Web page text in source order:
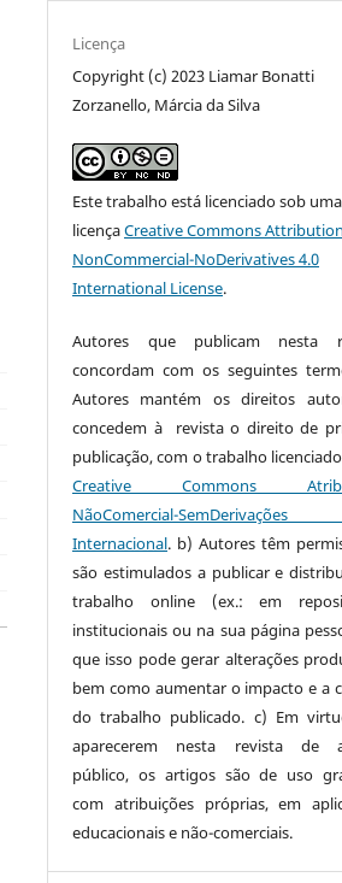
Licença
Copyright (c) 2023 Liamar Bonatti
Zorzanello, Márcia da Silva
Este trabalho está licenciado sob uma
licençaCreative Commons
NonCommercial-NoDerivatives 4.0
International License.
Autores que publicam nesta
concordam com os seguintes
Autores mantém os direitos
concedem à revista o direito de
publicação, com o trabalho
Creative Commons
NãoComercial-
Internacional. b) Autores têm
são estimulados a publicar e
trabalho online (ex.: em
institucionais ou na sua página
que isso pode gerar alterações
bem como aumentar o impacto e a
do trabalho publicado. c) Em
aparecerem nesta revista de
público, os artigos são de uso
com atribuições próprias, em
educacionais e não-comerciais.